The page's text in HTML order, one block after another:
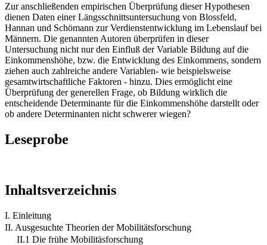
Zur anschließenden empirischen Überprüfung dieser Hypothesen
dienen Daten einer Längsschnittsuntersuchung von Blossfeld,
Hannan und Schömann zur Verdienstentwicklung im Lebenslauf bei
Männern. Die genannten Autoren überprüfen in dieser
Untersuchung nicht nur den Einfluß der Variable Bildung auf die
Einkommenshöhe, bzw. die Entwicklung des Einkommens, sondern
ziehen auch zahlreiche andere Variablen- wie beispielsweise
gesamtwirtschaftliche Faktoren - hinzu. Dies ermöglicht eine
Überprüfung der generellen Frage, ob Bildung wirklich die
entscheidende Determinante für die Einkommenshöhe darstellt oder
ob andere Determinanten nicht schwerer wiegen?
Leseprobe
Inhaltsverzeichnis
I. Einleitung
II. Ausgesuchte Theorien der Mobilitätsforschung
II.1 Die frühe Mobilitäsforschung